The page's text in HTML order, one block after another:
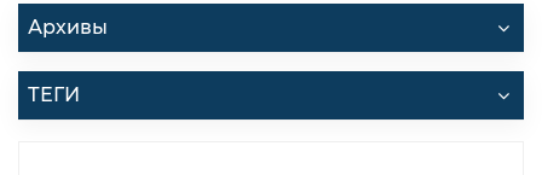
Архивы
ТЕГИ